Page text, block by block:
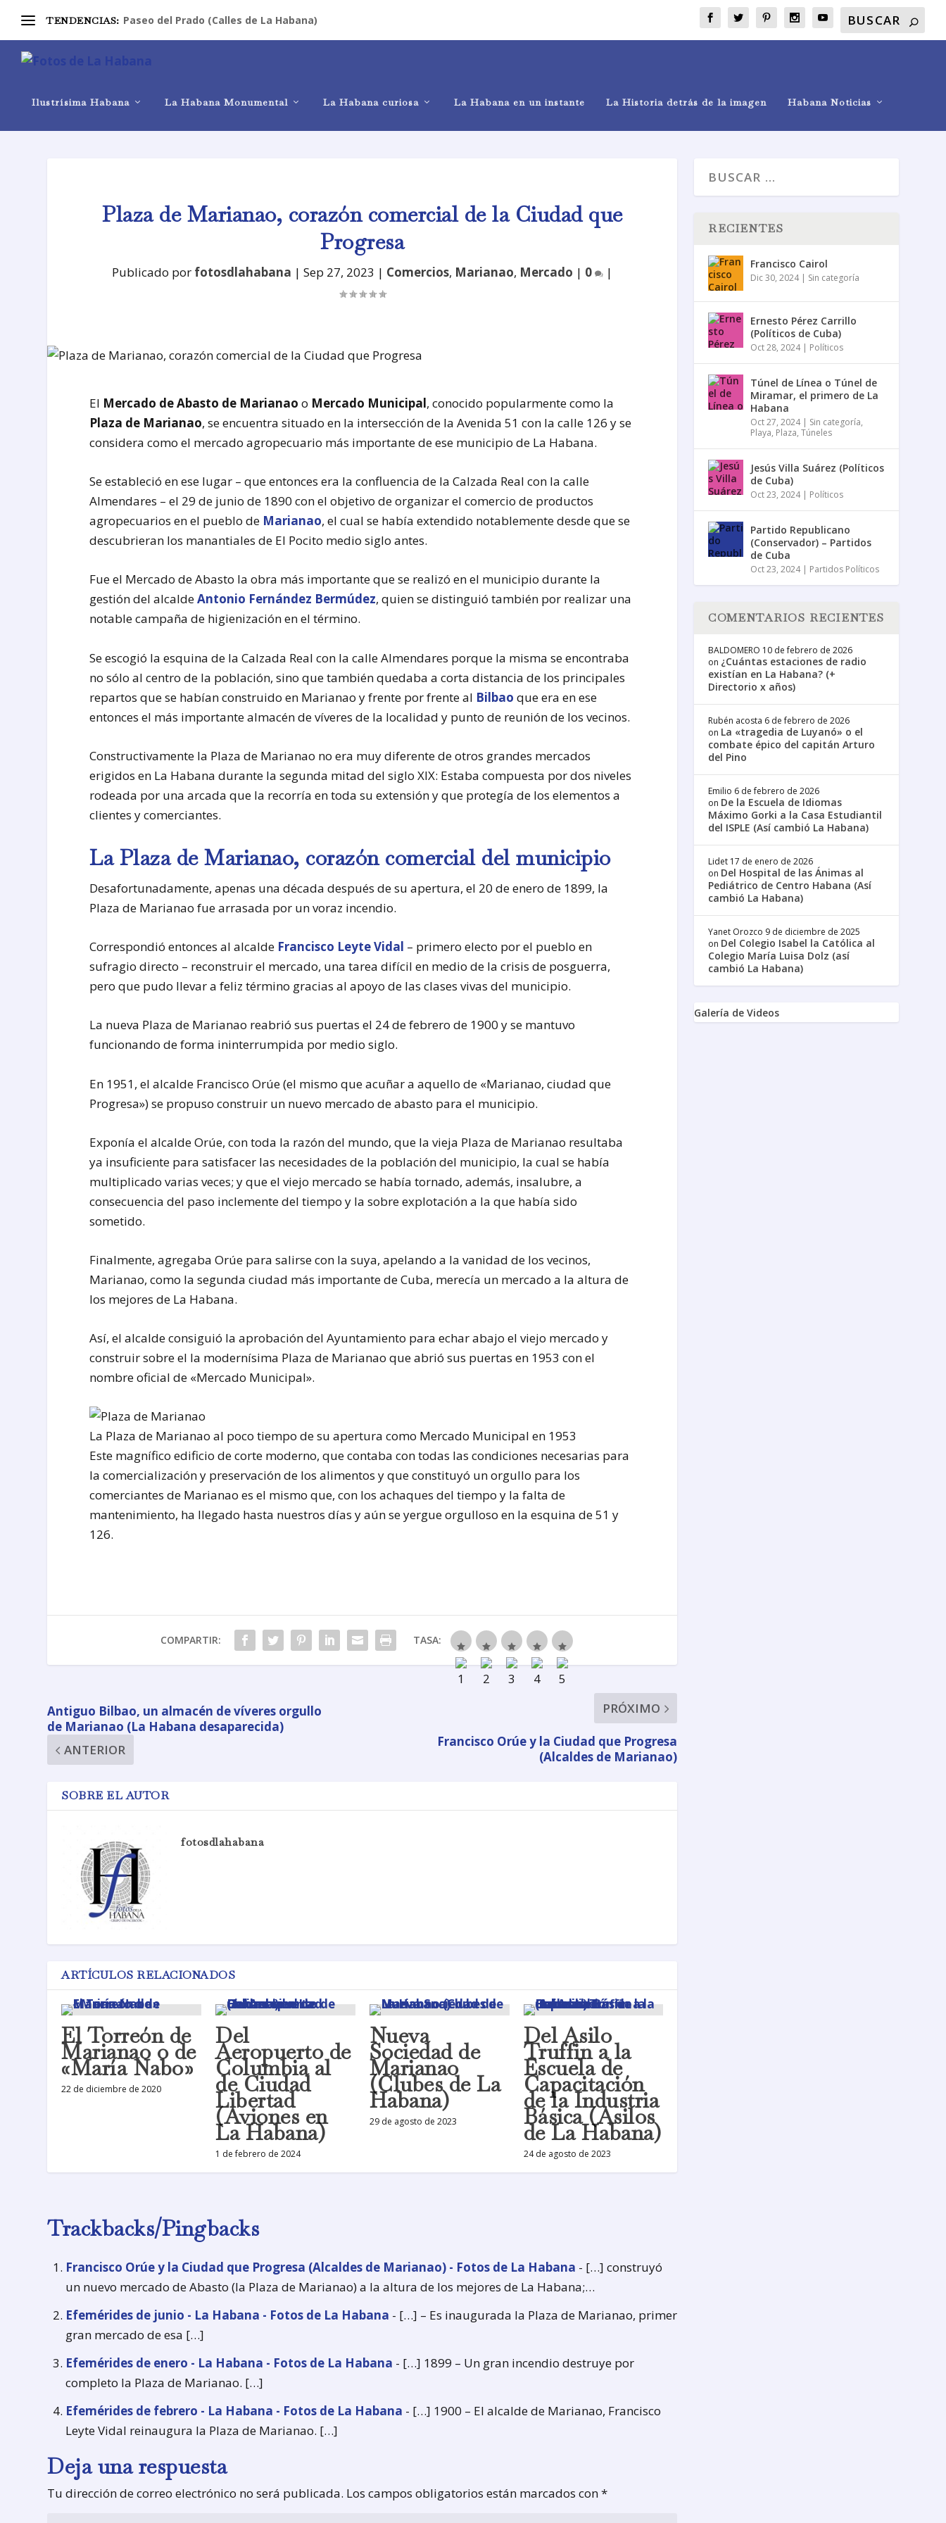
TENDENCIAS: Paseo del Prado (Calles de La Habana)
Ilustrísima Habana La Habana Monumental La Habana curiosa La Habana en un instante La Historia detrás de la imagen Habana Noticias
Plaza de Marianao, corazón comercial de la Ciudad que
Progresa
Publicado por fotosdlahabana |Sep 27, 2023 | Comercios, Marianao, Mercado | 0 |
El Mercado de Abasto de Marianao o Mercado Municipal, conocido popularmente como la
Plaza de Marianao, se encuentra situado en la intersección de la Avenida 51 con la calle 126 y se
considera como el mercado agropecuario más importante de ese municipio de La Habana.
Se estableció en ese lugar – que entonces era la confluencia de la Calzada Real con la calle
Almendares – el 29 de junio de 1890 con el objetivo de organizar el comercio de productos
agropecuarios en el pueblo de Marianao, el cual se había extendido notablemente desde que se
descubrieran los manantiales de El Pocito medio siglo antes.
Fue el Mercado de Abasto la obra más importante que se realizó en el municipio durante la
gestión del alcaldeAntonio Fernández Bermúdez, quien se distinguió también por realizar una
notable campaña de higienización en el término.
Se escogió la esquina de la Calzada Real con la calle Almendares porque la misma se encontraba
no sólo al centro de la población, sino que también quedaba a corta distancia de los principales
repartos que se habían construido en Marianao y frente por frente al Bilbao que era en ese
entonces el más importante almacén de víveres de la localidad y punto de reunión de los vecinos.
Constructivamente la Plaza de Marianao no era muy diferente de otros grandes mercados
erigidos en La Habana durante la segunda mitad del siglo XIX: Estaba compuesta por dos niveles
rodeada por una arcada que la recorría en toda su extensión y que protegía de los elementos a
clientes y comerciantes.
La Plaza de Marianao, corazón comercial del municipio
Desafortunadamente, apenas una década después de su apertura, el 20 de enero de 1899, la
Plaza de Marianao fue arrasada por un voraz incendio.
Correspondió entonces al alcalde Francisco Leyte Vidal – primero electo por el pueblo en
sufragio directo – reconstruir el mercado, una tarea difícil en medio de la crisis de posguerra,
pero que pudo llevar a feliz término gracias al apoyo de las clases vivas del municipio.
La nueva Plaza de Marianao reabrió sus puertas el 24 de febrero de 1900 y se mantuvo
funcionando de forma ininterrumpida por medio siglo.
En 1951, el alcalde Francisco Orúe (el mismo que acuñar a aquello de «Marianao, ciudad que
Progresa») se propuso construir un nuevo mercado de abasto para el municipio.
Exponía el alcalde Orúe, con toda la razón del mundo, que la vieja Plaza de Marianao resultaba
ya insuficiente para satisfacer las necesidades de la población del municipio, la cual se había
multiplicado varias veces; y que el viejo mercado se había tornado, además, insalubre, a
consecuencia del paso inclemente del tiempo y la sobre explotación a la que había sido
sometido.
Finalmente, agregaba Orúe para salirse con la suya, apelando a la vanidad de los vecinos,
Marianao, como la segunda ciudad más importante de Cuba, merecía un mercado a la altura de
los mejores de La Habana.
Así, el alcalde consiguió la aprobación del Ayuntamiento para echar abajo el viejo mercado y
construir sobre el la modernísima Plaza de Marianao que abrió sus puertas en 1953 con el
nombre oficial de «Mercado Municipal».
La Plaza de Marianao al poco tiempo de su apertura como Mercado Municipal en 1953
Este magnífico edificio de corte moderno, que contaba con todas las condiciones necesarias para
la comercialización y preservación de los alimentos y que constituyó un orgullo para los
comerciantes de Marianao es el mismo que, con los achaques del tiempo y la falta de
mantenimiento, ha llegado hasta nuestros días y aún se yergue orgulloso en la esquina de 51 y
126.
COMPARTIR: TASA:
Antiguo Bilbao, un almacén de víveres orgullo
de Marianao (La Habana desaparecida)
ANTERIOR
PRÓXIMO
Francisco Orúe y la Ciudad que Progresa
(Alcaldes de Marianao)
SOBRE EL AUTOR
fotosdlahabana
ARTÍCULOS RELACIONADOS
El Torreón de
Marianao o de
«María Nabo»
22 de diciembre de 2020
Del
Aeropuerto de
Columbia al
de Ciudad
Libertad
(Aviones en
La Habana)
1 de febrero de 2024
Nueva
Sociedad de
Marianao
(Clubes de La
Habana)
29 de agosto de 2023
Del Asilo
Truffin a la
Escuela de
Capacitación
de la Industria
Básica (Asilos
de La Habana)
24 de agosto de 2023
Trackbacks/Pingbacks
Francisco Orúe y la Ciudad que Progresa (Alcaldes de Marianao) - Fotos de La Habana - […] construyó
un nuevo mercado de Abasto (la Plaza de Marianao) a la altura de los mejores de La Habana;…
Efemérides de junio - La Habana - Fotos de La Habana - […] – Es inaugurada la Plaza de Marianao, primer
gran mercado de esa […]
Efemérides de enero - La Habana - Fotos de La Habana - […] 1899 – Un gran incendio destruye por
completo la Plaza de Marianao. […]
Efemérides de febrero - La Habana - Fotos de La Habana - […] 1900 – El alcalde de Marianao, Francisco
Leyte Vidal reinaugura la Plaza de Marianao. […]
Deja una respuesta
Tu dirección de correo electrónico no será publicada. Los campos obligatorios están marcados con*
RECIENTES
Francisco Cairol
Dic 30, 2024| Sin categoría
Ernesto Pérez Carrillo
(Políticos de Cuba)
Oct 28, 2024| Políticos
Túnel de Línea o Túnel de
Miramar, el primero de La
Habana
Oct 27, 2024| Sin categoría,
Playa, Plaza,Túneles
Jesús Villa Suárez (Políticos
de Cuba)
Oct 23, 2024| Políticos
Partido Republicano
(Conservador) – Partidos
de Cuba
Oct 23, 2024| Partidos Políticos
COMENTARIOS RECIENTES
BALDOMERO 10 de febrero de 2026
on ¿Cuántas estaciones de radio
existían en La Habana? (+
Directorio x años)
Rubén acosta 6 de febrero de 2026
on La «tragedia de Luyanó» o el
combate épico del capitán Arturo
del Pino
Emilio 6 de febrero de 2026
on De la Escuela de Idiomas
Máximo Gorki a la Casa Estudiantil
del ISPLE (Así cambió La Habana)
Lidet 17 de enero de 2026
on Del Hospital de las Ánimas al
Pediátrico de Centro Habana (Así
cambió La Habana)
Yanet Orozco 9 de diciembre de 2025
on Del Colegio Isabel la Católica al
Colegio María Luisa Dolz (así
cambió La Habana)
Galería de Videos